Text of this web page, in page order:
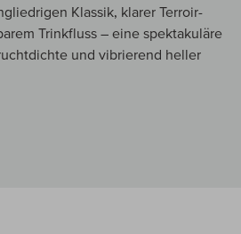
Klassik, klarer Terroir-
Trinkfluss – eine spektakuläre
und vibrierend heller